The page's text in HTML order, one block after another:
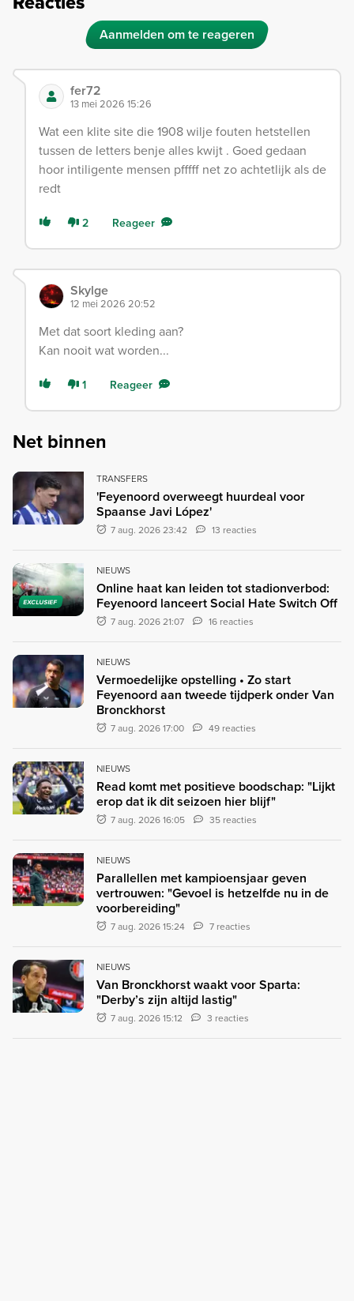
Aanmelden om te reageren
fer72
13 mei 2026 15:26
Wat een klite site die 1908 wilje fouten hetstellen
tussen de letters benje alles kwijt . Goed gedaan
hoor intiligente mensen pfffff net zo achtetlijk als de
redt
2 Reageer
Skylge
12 mei 2026 20:52
Met dat soort kleding aan?
Kan nooit wat worden...
1 Reageer
Net binnen
TRANSFERS
'Feyenoord overweegt huurdeal voor
Spaanse Javi López'
7 aug. 2026 23:42 13 reacties
EXCLUSIEF
NIEUWS
Online haat kan leiden tot stadionverbod:
Feyenoord lanceert Social Hate Switch Off
7 aug. 2026 21:07 16 reacties
NIEUWS
Vermoedelijke opstelling • Zo start
Feyenoord aan tweede tijdperk onder Van
Bronckhorst
7 aug. 2026 17:00 49 reacties
NIEUWS
Read komt met positieve boodschap: "Lijkt
erop dat ik dit seizoen hier blijf"
7 aug. 2026 16:05 35 reacties
NIEUWS
Parallellen met kampioensjaar geven
vertrouwen: "Gevoel is hetzelfde nu in de
voorbereiding"
7 aug. 2026 15:24 7 reacties
NIEUWS
Van Bronckhorst waakt voor Sparta:
"Derby’s zijn altijd lastig"
7 aug. 2026 15:12 3 reacties